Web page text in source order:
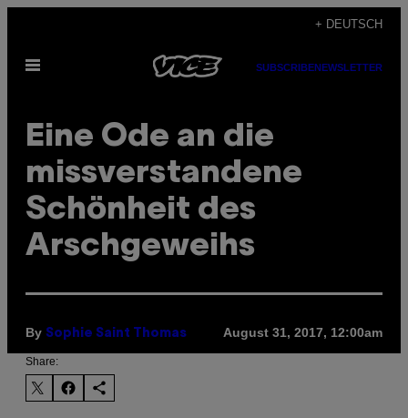
content
+ DEUTSCH
Open
SUBSCRIBENEWSLETTER
Eine Ode an die
missverstandene
Schönheit des
Arschgeweihs
By Sophie Saint Thomas August 31, 2017, 12:00am
Share: